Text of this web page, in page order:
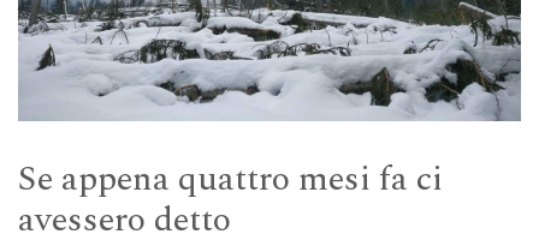
Se appena quattro mesi fa ci
avessero detto